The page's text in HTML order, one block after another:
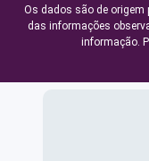
Os dados são de origem
das informações
informação.